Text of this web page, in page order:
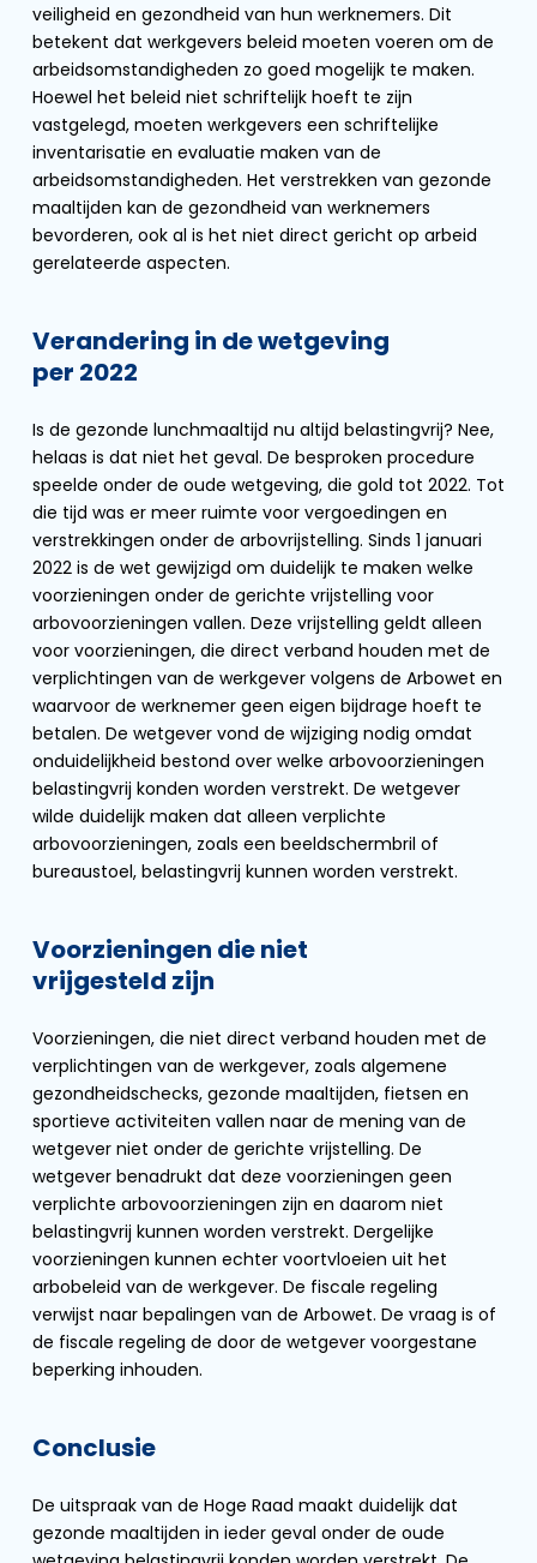
veiligheid en gezondheid van hun werknemers. Dit
betekent dat werkgevers beleid moeten voeren om de
arbeidsomstandigheden zo goed mogelijk te maken.
Hoewel het beleid niet schriftelijk hoeft te zijn
vastgelegd, moeten werkgevers een schriftelijke
inventarisatie en evaluatie maken van de
arbeidsomstandigheden. Het verstrekken van gezonde
maaltijden kan de gezondheid van werknemers
bevorderen, ook al is het niet direct gericht op arbeid
gerelateerde aspecten.
Verandering in de wetgeving
per 2022
Is de gezonde lunchmaaltijd nu altijd belastingvrij? Nee,
helaas is dat niet het geval. De besproken procedure
speelde onder de oude wetgeving, die gold tot 2022. Tot
die tijd was er meer ruimte voor vergoedingen en
verstrekkingen onder de arbovrijstelling. Sinds 1 januari
2022 is de wet gewijzigd om duidelijk te maken welke
voorzieningen onder de gerichte vrijstelling voor
arbovoorzieningen vallen. Deze vrijstelling geldt alleen
voor voorzieningen, die direct verband houden met de
verplichtingen van de werkgever volgens de Arbowet en
waarvoor de werknemer geen eigen bijdrage hoeft te
betalen. De wetgever vond de wijziging nodig omdat
onduidelijkheid bestond over welke arbovoorzieningen
belastingvrij konden worden verstrekt. De wetgever
wilde duidelijk maken dat alleen verplichte
arbovoorzieningen, zoals een beeldschermbril of
bureaustoel, belastingvrij kunnen worden verstrekt.
Voorzieningen die niet
vrijgesteld zijn
Voorzieningen, die niet direct verband houden met de
verplichtingen van de werkgever, zoals algemene
gezondheidschecks, gezonde maaltijden, fietsen en
sportieve activiteiten vallen naar de mening van de
wetgever niet onder de gerichte vrijstelling. De
wetgever benadrukt dat deze voorzieningen geen
verplichte arbovoorzieningen zijn en daarom niet
belastingvrij kunnen worden verstrekt. Dergelijke
voorzieningen kunnen echter voortvloeien uit het
arbobeleid van de werkgever. De fiscale regeling
verwijst naar bepalingen van de Arbowet. De vraag is of
de fiscale regeling de door de wetgever voorgestane
beperking inhouden.
Conclusie
De uitspraak van de Hoge Raad maakt duidelijk dat
gezonde maaltijden in ieder geval onder de oude